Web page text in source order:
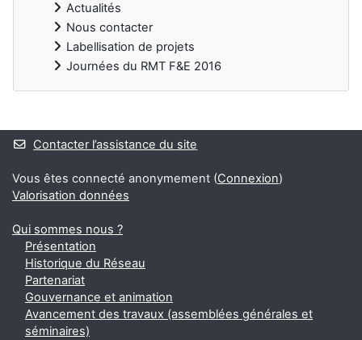
Actualités
Nous contacter
Labellisation de projets
Journées du RMT F&E 2016
Blocs
Contacter l’assistance du site
Vous êtes connecté anonymement (Connexion)
Valorisation données
Qui sommes nous ?
Présentation
Historique du Réseau
Partenariat
Gouvernance et animation
Avancement des travaux (assemblées générales et
séminaires)